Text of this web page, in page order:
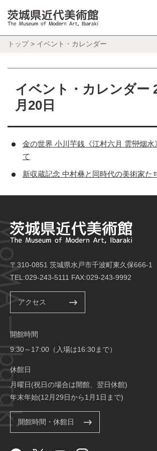
トップ> イベント・カレンダー
イベント・カレンダー
月20日
金の世界 小川芋銭《江村六月 雲巒烟
て
新収蔵記念 中村彝と同時代の美術家た
〒310-0851 茨城県水戸市千波町東久保666-1
TEL:029-243-5111 FAX:029-243-9992
アクセス
開館時間
9:30～17:00（入場は16:30まで）
休館日
月曜日(祝日の場合は開館、翌日休館)
年末年始(12月29日から1月1日まで)
開館時間・休館日